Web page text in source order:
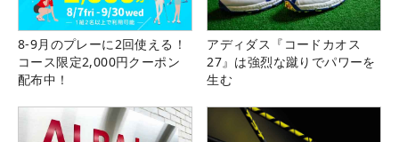
8-9月のプレーに2回使える！
コース限定2,000円クーポン
配布中！
アディダス『コードカオス
27』は強烈な蹴りでパワーを
生む